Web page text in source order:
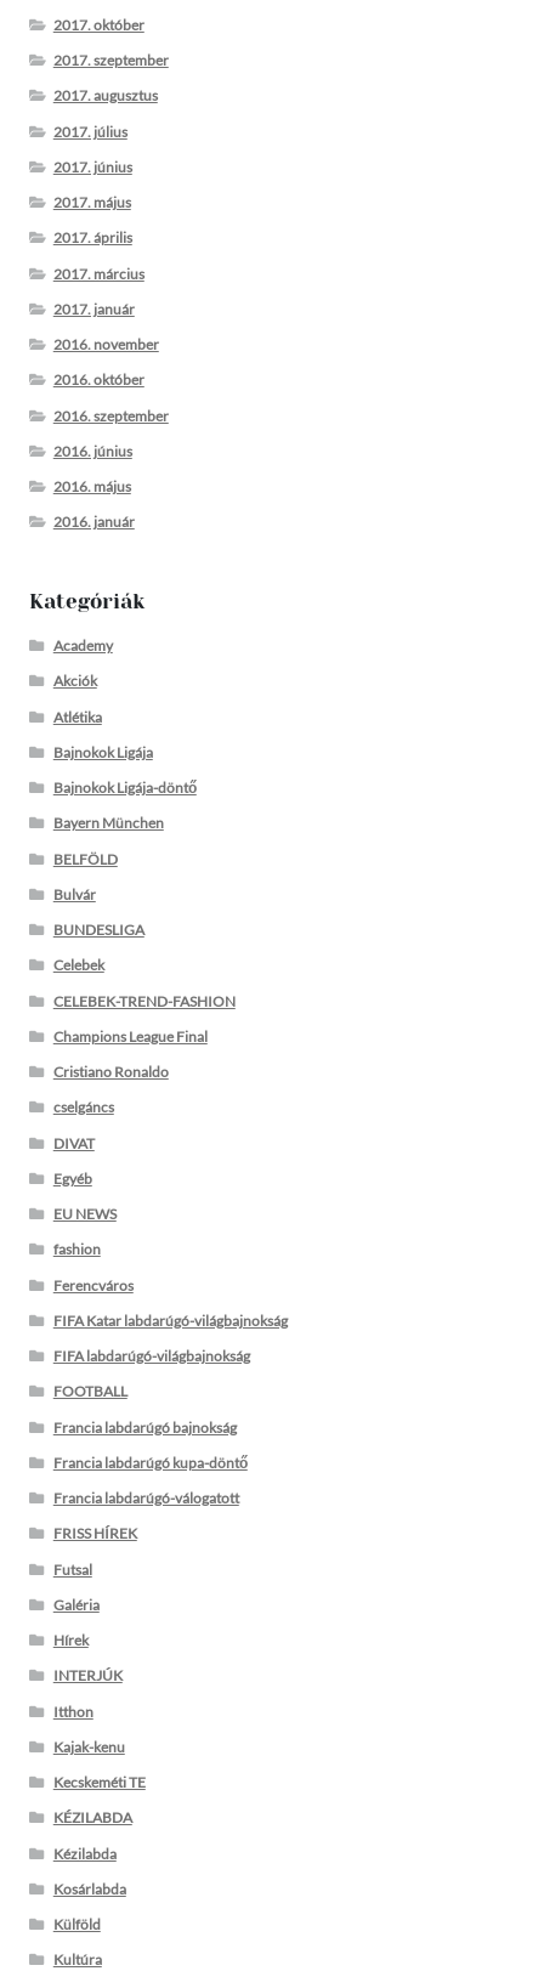
2017. október
2017. szeptember
2017. augusztus
2017. július
2017. június
2017. május
2017. április
2017. március
2017. január
2016. november
2016. október
2016. szeptember
2016. június
2016. május
2016. január
Kategóriák
Academy
Akciók
Atlétika
Bajnokok Ligája
Bajnokok Ligája-döntő
Bayern München
BELFÖLD
Bulvár
BUNDESLIGA
Celebek
CELEBEK-TREND-FASHION
Champions League Final
Cristiano Ronaldo
cselgáncs
DIVAT
Egyéb
EU NEWS
fashion
Ferencváros
FIFA Katar labdarúgó-világbajnokság
FIFA labdarúgó-világbajnokság
FOOTBALL
Francia labdarúgó bajnokság
Francia labdarúgó kupa-döntő
Francia labdarúgó-válogatott
FRISS HÍREK
Futsal
Galéria
Hírek
INTERJÚK
Itthon
Kajak-kenu
Kecskeméti TE
KÉZILABDA
Kézilabda
Kosárlabda
Külföld
Kultúra